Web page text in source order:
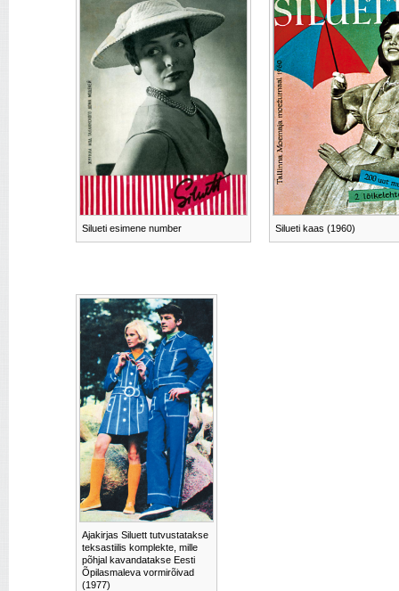
Silueti esimene number Silueti kaas (1960)
Ajakirjas Siluett tutvustatakse
teksastiilis komplekte, mille
põhjal kavandatakse Eesti
Õpilasmaleva vormirõivad
(1977)